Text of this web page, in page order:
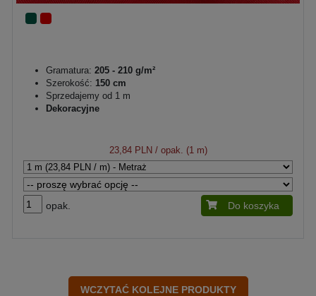
Gramatura: 205 - 210 g/m²
Szerokość: 150 cm
Sprzedajemy od 1 m
Dekoracyjne
23,84 PLN / opak. (1 m)
opak. Do koszyka